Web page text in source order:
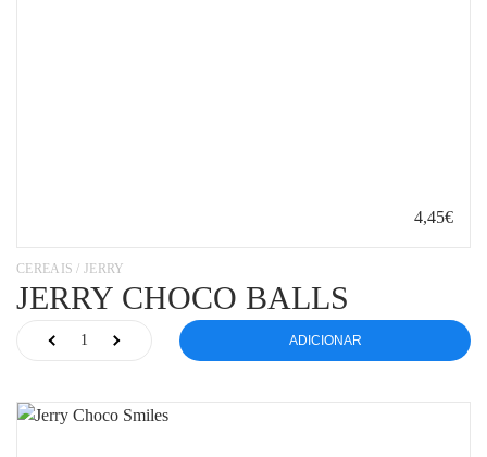
4,45€
CEREAIS / JERRY
JERRY CHOCO BALLS
ADICIONAR